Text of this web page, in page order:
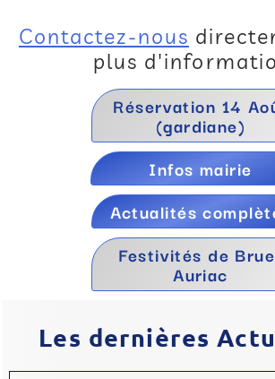
Contactez-nous
plus
Réservation 14
(gardiane)
Infos mairie
Actualités
Festivités de
Auriac
Les dernières